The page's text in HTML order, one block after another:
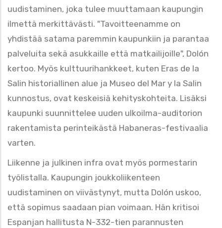
uudistaminen, joka tulee muuttamaan kaupungin
ilmettä merkittävästi. "Tavoitteenamme on
yhdistää satama paremmin kaupunkiin ja parantaa
palveluita sekä asukkaille että matkailijoille", Dolón
kertoo. Myös kulttuurihankkeet, kuten Eras de la
Salin historiallinen alue ja Museo del Mar y la Salin
kunnostus, ovat keskeisiä kehityskohteita. Lisäksi
kaupunki suunnittelee uuden ulkoilma-auditorion
rakentamista perinteikästä Habaneras-festivaalia
varten.
Liikenne ja julkinen infra ovat myös pormestarin
työlistalla. Kaupungin joukkoliikenteen
uudistaminen on viivästynyt, mutta Dolón uskoo,
että sopimus saadaan pian voimaan. Hän kritisoi
Espanjan hallitusta N-332-tien parannusten